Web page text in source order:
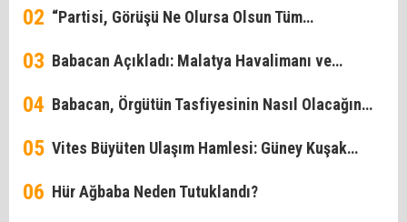
Programı Belli Oldu
02 “Partisi, Görüşü Ne Olursa Olsun Tüm
Vatandaşlarımıza Hizmet Ediyoruz”
03 Babacan Açıkladı: Malatya Havalimanı ve
Kuzey Çevre Yolu'nun Açılış Tarihleri Netleşti
04 Babacan, Örgütün Tasfiyesinin Nasıl Olacağını
Anlattı
05 Vites Büyüten Ulaşım Hamlesi: Güney Kuşak
Yolu'nda II. Etap Mesaisi!
06 Hür Ağbaba Neden Tutuklandı?